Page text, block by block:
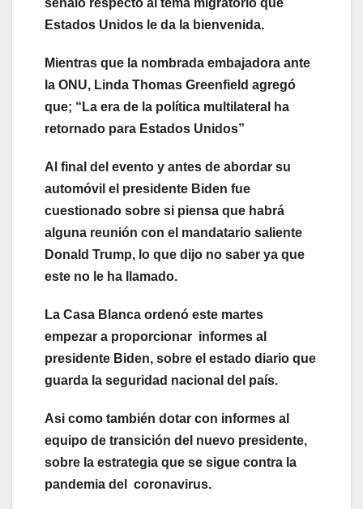
señaló respecto al tema migratorio que
Estados Unidos le da la bienvenida.
Mientras que la nombrada embajadora ante
la ONU, Linda Thomas Greenfield agregó
que; “La era de la política multilateral ha
retornado para Estados Unidos”
Al final del evento y antes de abordar su
automóvil el presidente Biden fue
cuestionado sobre si piensa que habrá
alguna reunión con el mandatario saliente
Donald Trump, lo que dijo no saber ya que
este no le ha llamado.
La Casa Blanca ordenó este martes
empezar a proporcionar informes al
presidente Biden, sobre el estado diario que
guarda la seguridad nacional del país.
Asi como también dotar con informes al
equipo de transición del nuevo presidente,
sobre la estrategia que se sigue contra la
pandemia del coronavirus.